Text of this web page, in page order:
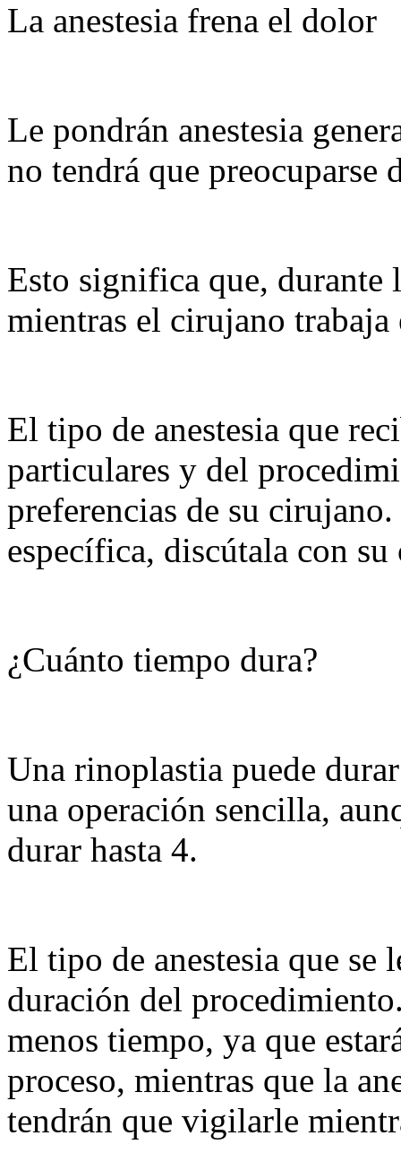
La anestesia frena el dolor
Le pondrán anestesia
no tendrá que preocuparse
Esto significa que,
mientras el cirujano trabaja
El tipo de anestesia que
particulares y del
preferencias de su
específica, discútala con
¿Cuánto tiempo dura?
Una rinoplastia puede
una operación sencilla,
durar hasta 4.
El tipo de anestesia que
duración del
menos tiempo, ya que
proceso, mientras que la
tendrán que vigilarle